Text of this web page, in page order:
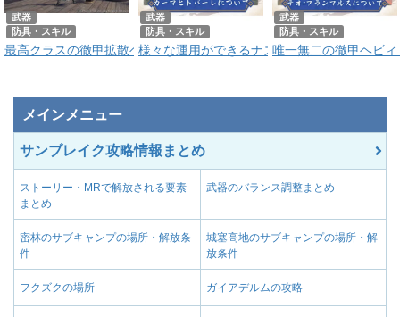
武器
防具・スキル
最高クラスの徹甲拡散ヘビィ｜オルドマキナ・HBの作り方とおすす
武器
防具・スキル
様々な運用ができるナズチヘビィ｜カーマヒ
武器
防具・スキル
唯一無二の徹甲ヘビ
メインメニュー
サンブレイク攻略情報まとめ
ストーリー・MRで解放される要素
まとめ
武器のバランス調整まとめ
密林のサブキャンプの場所・解放条
件
城塞高地のサブキャンプの場所・解
放条件
フクズクの場所 ガイアデルムの攻略